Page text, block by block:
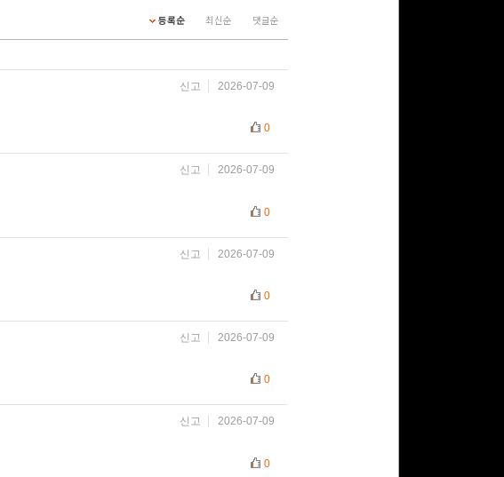
등록순 최신순 댓글순
신고
2026-07-09
0
신고
2026-07-09
0
신고
2026-07-09
0
신고
2026-07-09
0
신고
2026-07-09
0